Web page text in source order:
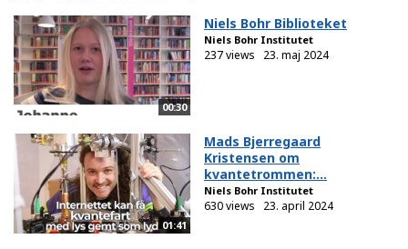
00:30
Niels Bohr Biblioteket
Niels Bohr Institutet
237 views 23. maj 2024
01:41
Mads Bjerregaard
Kristensen om
kvantetrommen:...
Niels Bohr Institutet
630 views 23. april 2024